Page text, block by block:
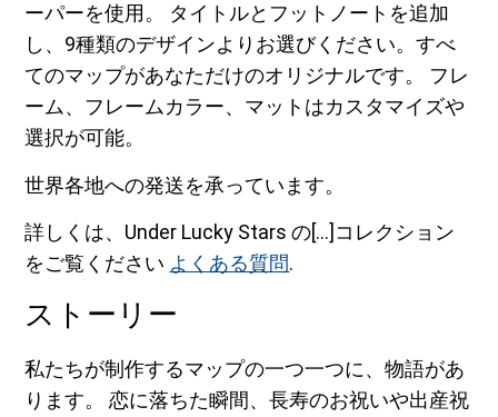
ーパーを使用。 タイトルとフットノートを追加
し、9種類のデザインよりお選びください。すべ
てのマップがあなただけのオリジナルです。 フレ
ーム、フレームカラー、マットはカスタマイズや
選択が可能。
世界各地への発送を承っています。
詳しくは、Under Lucky Stars の[...]コレクション
をご覧ください よくある質問.
ストーリー
私たちが制作するマップの一つ一つに、物語があ
ります。 恋に落ちた瞬間、長寿のお祝いや出産祝